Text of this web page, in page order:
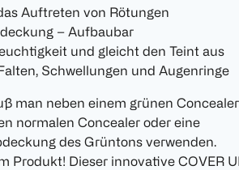
Auftreten von Rötungen
– Aufbaubar
und gleicht den Teint aus
Schwellungen und Augenringe
man neben einem grünen Concealer
normalen Concealer oder eine
des Grüntons verwenden.
Produkt! Dieser innovative COVER